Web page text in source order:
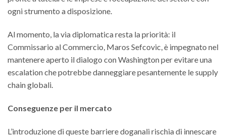
ogni strumento a disposizione.
Al momento, la via diplomatica resta la priorità: il
Commissario al Commercio, Maros Sefcovic, è impegnato nel
mantenere aperto il dialogo con Washington per evitare una
escalation che potrebbe danneggiare pesantemente le supply
chain globali.
Conseguenze per il mercato
L’introduzione di queste barriere doganali rischia di innescare